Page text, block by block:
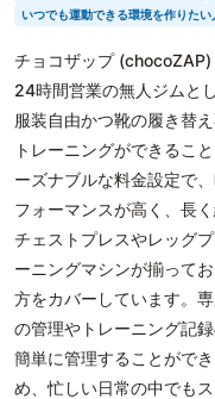
いつでも運動できる環境を作りたい
チョコザップ
24時間営業の無人ジムと
服装自由かつ靴の履き替
トレーニングができるこ
ーズナブルな料金設定で
フォーマンスが高く、長
チェストプレスやレッグ
ーニングマシンが揃って
方をカバーしています。
の管理やトレーニング記
簡単に管理することがで
め、忙しい日常の中でも